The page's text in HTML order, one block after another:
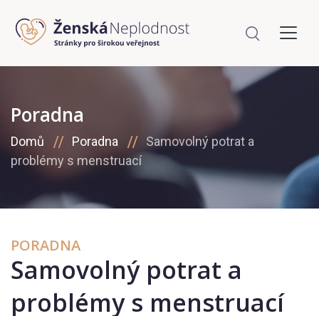
Poradna
Domů Poradna
Samovolný potrat a
problémy s menstruací
PORADNA
Samovolný potrat a
problémy s menstruací